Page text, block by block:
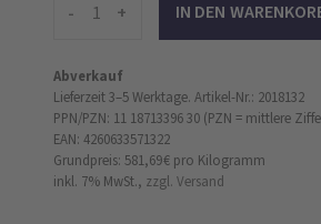
- +
Abverkauf
Lieferzeit 3–5 Werktage. Artikel-Nr.: 2018132
PPN/PZN: 11 18713396 30 (PZN = mittlere
EAN: 4260633571322
Grundpreis: 581,69 € pro Kilogramm
inkl. 7% MwSt., zzgl. Versand